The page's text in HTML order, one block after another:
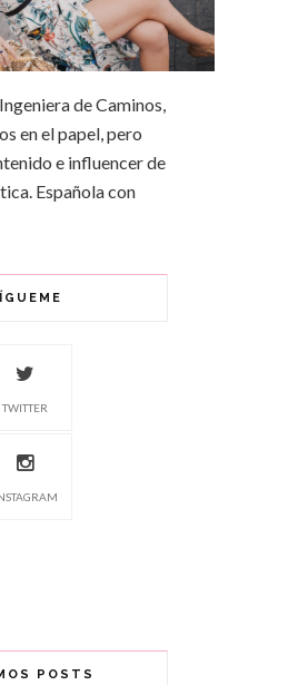
de Caminos,
en el papel, pero
e influencer de
Española con
TWITTER
POSTS